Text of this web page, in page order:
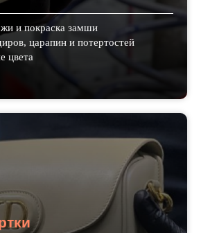
и покраска замши
царапин и потертостей
цвета